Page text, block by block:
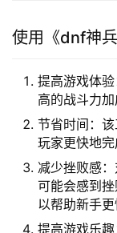
使用《dnf神
提高游戏体
高的战斗力加
节省时间：
玩家更快地完
减少挫败感
可能会感到
以帮助新手更
提高游戏乐